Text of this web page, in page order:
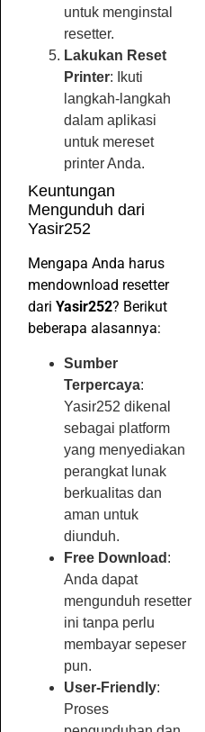
untuk menginstal
resetter.
Lakukan Reset
Printer: Ikuti
langkah-langkah
dalam aplikasi
untuk mereset
printer Anda.
Keuntungan
Mengunduh dari
Yasir252
Mengapa Anda harus
mendownload resetter
dari Yasir252? Berikut
beberapa alasannya:
Sumber
Terpercaya:
Yasir252 dikenal
sebagai platform
yang menyediakan
perangkat lunak
berkualitas dan
aman untuk
diunduh.
Free Download :
Anda dapat
mengunduh resetter
ini tanpa perlu
membayar sepeser
pun.
User-Friendly:
Proses